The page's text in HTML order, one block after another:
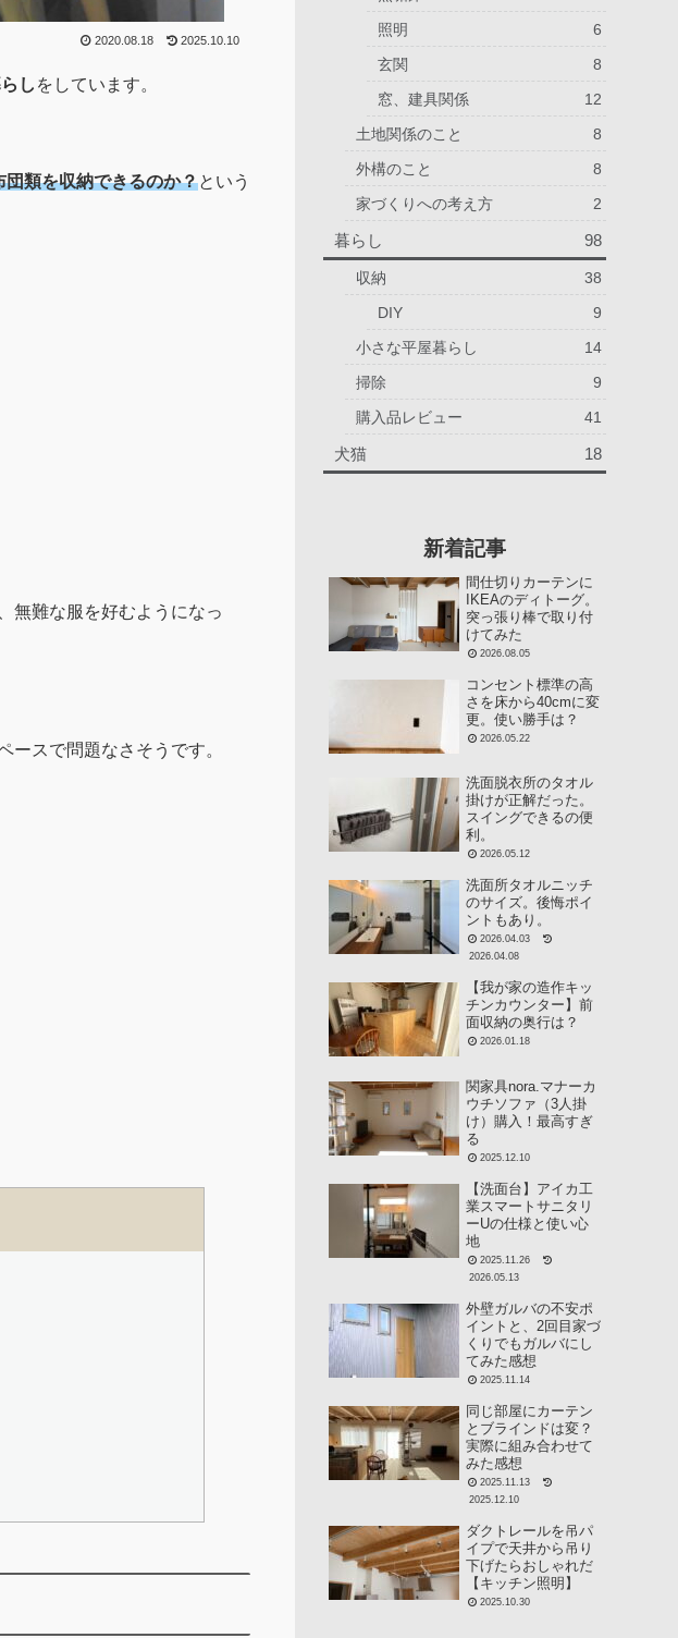
2020.08.18 2025.10.10
し をしています。
類を収納できるのか？という
無難な服を好むようになっ
スで問題なさそうです。
照明
6
玄関
8
窓、建具関係
12
土地関係のこと
8
外構のこと
8
家づくりへの考え方
2
暮らし 98
収納
38
DIY
9
小さな平屋暮らし
14
掃除
9
購入品レビュー
41
犬猫 18
新着記事
間仕切りカーテンに
IKEAのディトーグ。
突っ張り棒で取り付
けてみた
2026.08.05
コンセント標準の高
さを床から40cmに変
更。使い勝手は？
2026.05.22
洗面脱衣所のタオル
掛けが正解だった。
スイングできるの便
利。
2026.05.12
洗面所タオルニッチ
のサイズ。後悔ポイ
ントもあり。
2026.04.03
2026.04.08
【我が家の造作キッ
チンカウンター】前
面収納の奥行は？
2026.01.18
関家具nora.マナーカ
ウチソファ（3人掛
け）購入！最高すぎ
る
2025.12.10
【洗面台】アイカ工
業スマートサニタリ
ーUの仕様と使い心
地
2025.11.26
2026.05.13
外壁ガルバの不安ポ
イントと、2回目家づ
くりでもガルバにし
てみた感想
2025.11.14
同じ部屋にカーテン
とブラインドは変？
実際に組み合わせて
みた感想
2025.11.13
2025.12.10
ダクトレールを吊パ
イプで天井から吊り
下げたらおしゃれだ
【キッチン照明】
2025.10.30